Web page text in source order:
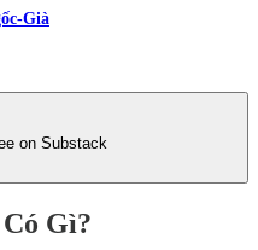
Già
on Substack
Gì?